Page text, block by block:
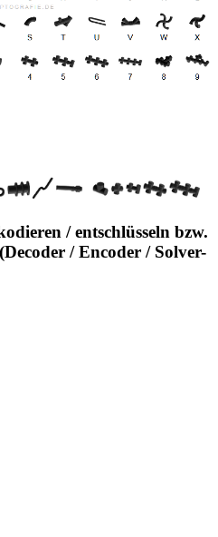
/ entschlüsseln bzw.
/ Encoder / Solver-